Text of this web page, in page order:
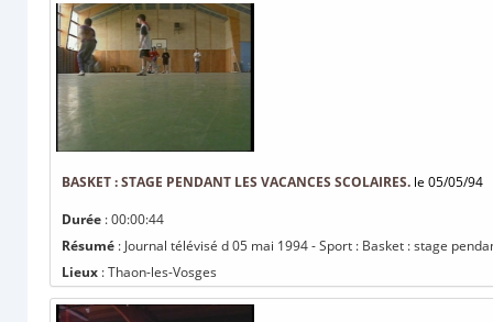
BASKET : STAGE PENDANT LES VACANCES SCOLAIRES. le 05/05/94
Durée : 00:00:44
Résumé : Journal télévisé d 05 mai 1994 - Sport : Basket : stage
Lieux : Thaon-les-Vosges